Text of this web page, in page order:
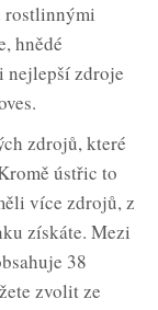
rostlinnými
hnědé
nejlepší zdroje
zdrojů, které
ústřic to
více zdrojů, z
získáte. Mezi
38
zvolit ze